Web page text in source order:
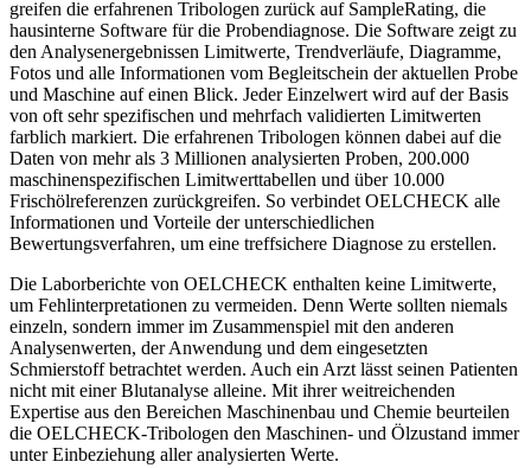
greifen die erfahrenen Tribologen zurück auf SampleRating, die
hausinterne Software für die Probendiagnose. Die Software zeigt zu
den Analysenergebnissen Limitwerte, Trendverläufe, Diagramme,
Fotos und alle Informationen vom Begleitschein der aktuellen Probe
und Maschine auf einen Blick. Jeder Einzelwert wird auf der Basis
von oft sehr spezifischen und mehrfach validierten Limitwerten
farblich markiert. Die erfahrenen Tribologen können dabei auf die
Daten von mehr als 3 Millionen analysierten Proben, 200.000
maschinenspezifischen Limitwerttabellen und über 10.000
Frischölreferenzen zurückgreifen. So verbindet OELCHECK alle
Informationen und Vorteile der unterschiedlichen
Bewertungsverfahren, um eine treffsichere Diagnose zu erstellen.
Die Laborberichte von OELCHECK enthalten keine Limitwerte,
um Fehlinterpretationen zu vermeiden. Denn Werte sollten niemals
einzeln, sondern immer im Zusammenspiel mit den anderen
Analysenwerten, der Anwendung und dem eingesetzten
Schmierstoff betrachtet werden. Auch ein Arzt lässt seinen Patienten
nicht mit einer Blutanalyse alleine. Mit ihrer weitreichenden
Expertise aus den Bereichen Maschinenbau und Chemie beurteilen
die OELCHECK-Tribologen den Maschinen- und Ölzustand immer
unter Einbeziehung aller analysierten Werte.